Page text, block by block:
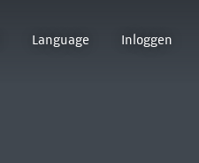
Language Inloggen